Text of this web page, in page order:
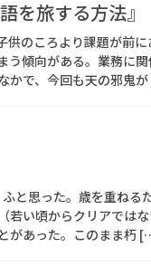
を旅する方法』
のころより課題が前
う傾向がある。業務に
かで、今回も天の邪鬼
と思った。歳を重ねる
若い頃からクリアでは
があった。このまま朽